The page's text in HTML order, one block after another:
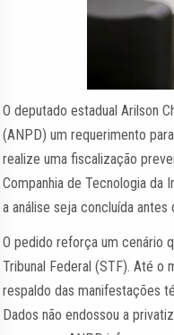
O deputado estadual Arilson
(ANPD) um requerimento
realize uma fiscalização
Companhia de Tecnologia da
a análise seja concluída
O pedido reforça um cenário
Tribunal Federal (STF). Até o
respaldo das manifestações
Dados não endossou a